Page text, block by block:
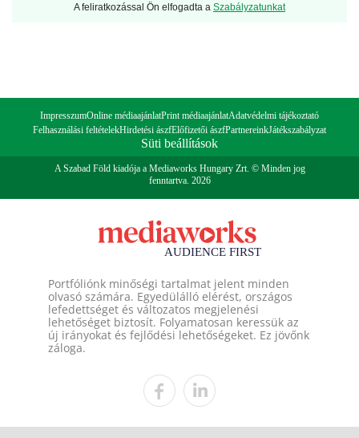
A feliratkozással Ön elfogadta a Szabályzatunkat
ImpresszumOnline médiaajánlatPrint médiaajánlatAdatvédelmi tájékoztató
Felhasználási feltételekHirdetési ászfElőfizetői ászfPartnereinkJátékszabályzat
Süti beállítások
A Szabad Föld kiadója a Mediaworks Hungary Zrt. © Minden jog
fenntartva. 2026
Portfóliónk minőségi tartalmat jelent minden
olvasó számára. Egyedülálló elérést, országos
lefedettséget és változatos megjelenési
lehetőséget biztosít. Folyamatosan keressük az
új irányokat és fejlődési lehetőségeket. Ez jövőnk
záloga.